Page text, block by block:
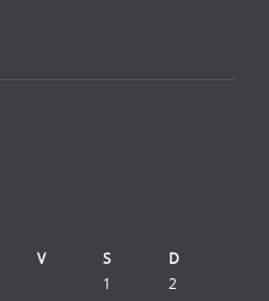
V S
D
1
2